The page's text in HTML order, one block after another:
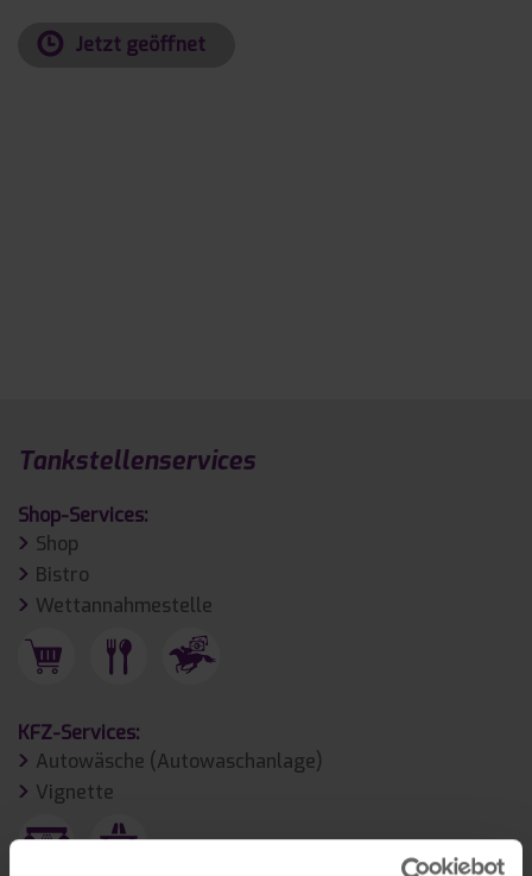
Jetzt geöffnet
Tankstellen­services
Shop-Services:
Shop
Bistro
Wettannahmestelle
KFZ-Services:
Autowäsche (Autowaschanlage)
Vignette